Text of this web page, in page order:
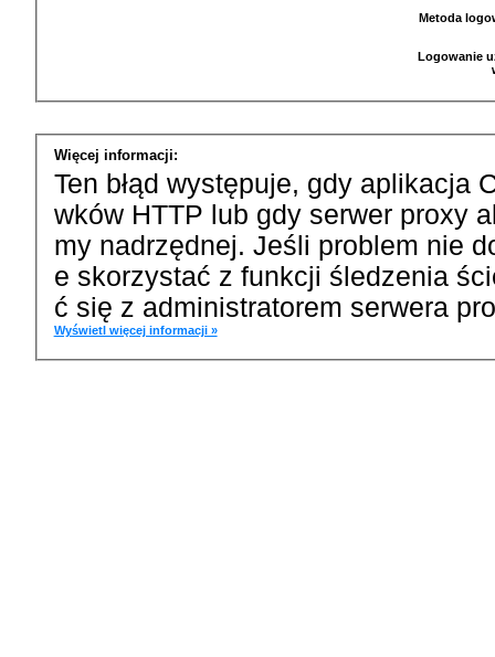
Metoda
Logowanie
Więcej informacji:
Ten błąd występuje, gdy aplikacja
wków HTTP lub gdy serwer proxy
my nadrzędnej. Jeśli problem nie
e skorzystać z funkcji śledzenia
ć się z administratorem serwera
Wyświetl więcej informacji »